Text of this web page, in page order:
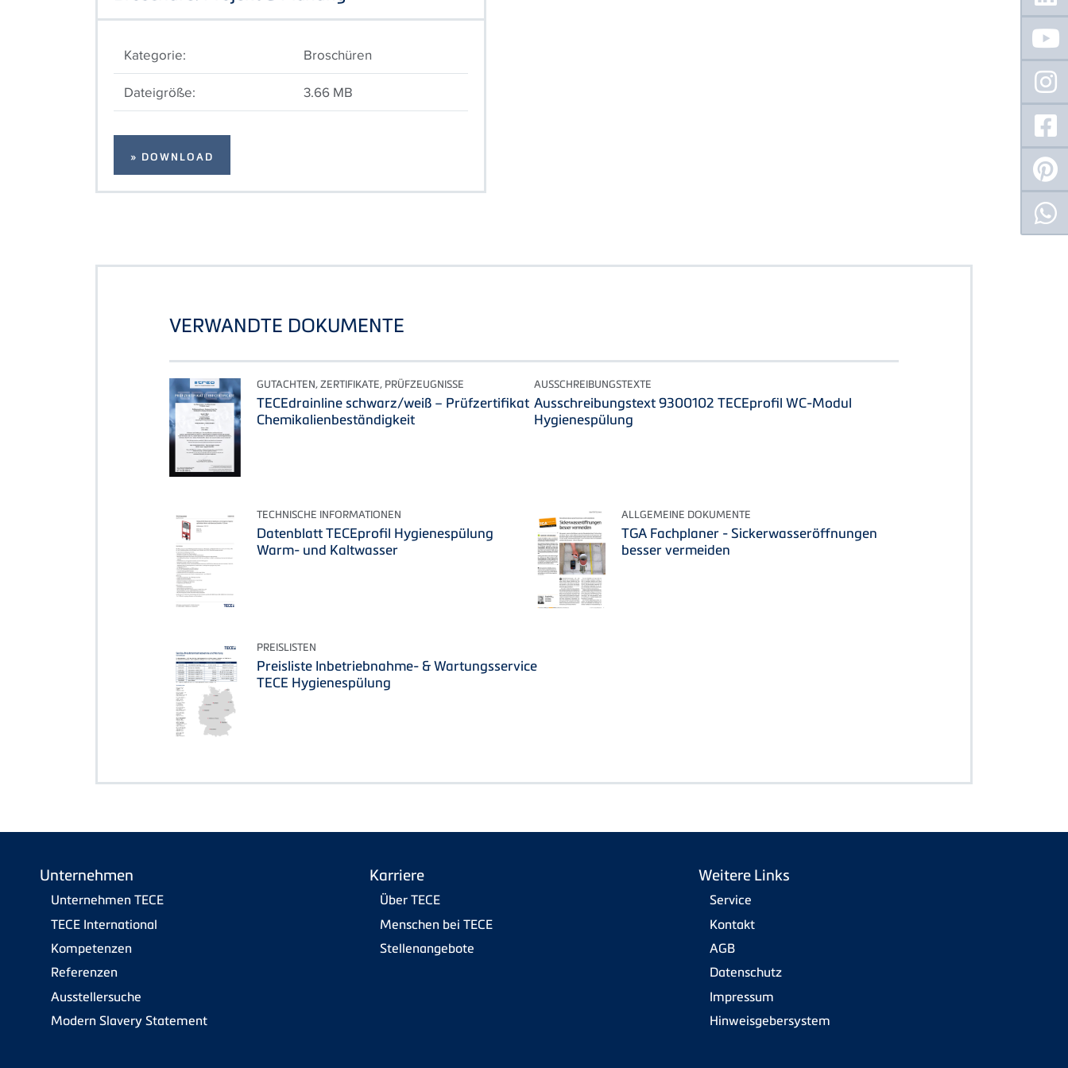
Kategorie:
Broschüren
Dateigröße:
3.66 MB
» DOWNLOAD
VERWANDTE DOKUMENTE
GUTACHTEN, ZERTIFIKATE, PRÜFZEUGNISSE
TECEdrainline schwarz/weiß – Prüfzertifikat
Chemikalienbeständigkeit
AUSSCHREIBUNGSTEXTE
Ausschreibungstext 9300102 TECEprofil WC-Modul
Hygienespülung
TECHNISCHE INFORMATIONEN
Datenblatt TECEprofil Hygienespülung
Warm- und Kaltwasser
ALLGEMEINE DOKUMENTE
TGA Fachplaner - Sickerwasseröffnungen
besser vermeiden
PREISLISTEN
Preisliste Inbetriebnahme- & Wartungsservice
TECE Hygienespülung
Unternehmen
Unternehmen TECE
TECE International
Kompetenzen
Referenzen
Ausstellersuche
Modern Slavery Statement
Karriere
Über TECE
Menschen bei TECE
Stellenangebote
Weitere Links
Service
Kontakt
AGB
Datenschutz
Impressum
Hinweisgebersystem